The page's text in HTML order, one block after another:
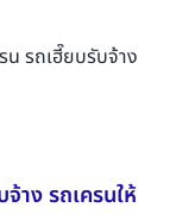
น รถเฮี๊ยบรับจ้าง
าง รถเครนให้